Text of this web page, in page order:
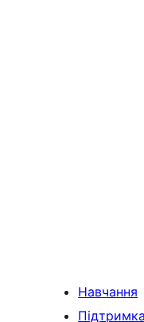
Навчання
Підтримка